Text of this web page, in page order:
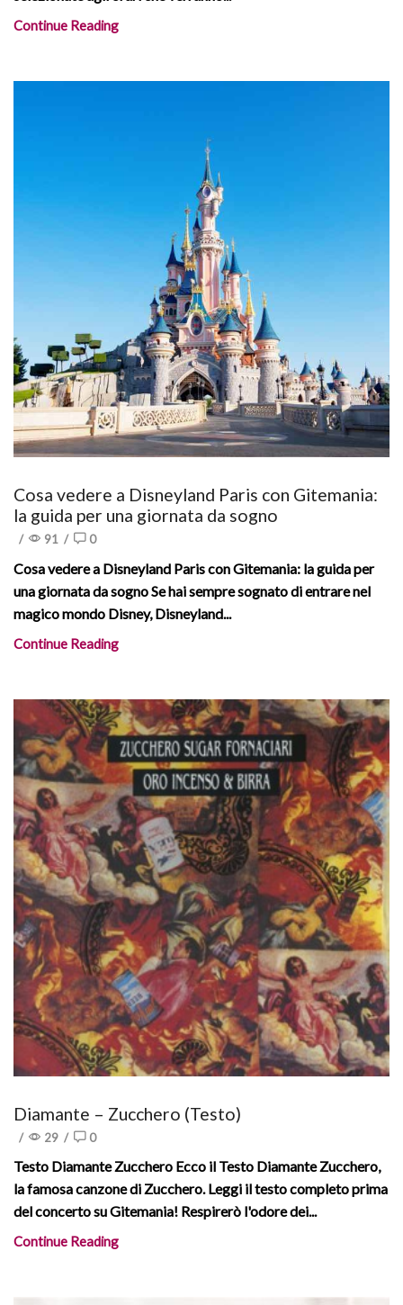
Continue Reading
Cosa vedere a Disneyland Paris con Gitemania:
la guida per una giornata da sogno
/ 91 / 0
Cosa vedere a Disneyland Paris con Gitemania: la guida per
una giornata da sogno Se hai sempre sognato di entrare nel
magico mondo Disney, Disneyland...
Continue Reading
Diamante – Zucchero (Testo)
/ 29 / 0
Testo Diamante Zucchero Ecco il Testo Diamante Zucchero,
la famosa canzone di Zucchero. Leggi il testo completo prima
del concerto su Gitemania! Respirerò l'odore dei...
Continue Reading